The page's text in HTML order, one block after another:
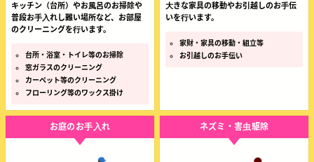
キッチン（台所）やお⾵呂のお掃除や
普段お⼿⼊れし難い場所など、お部屋
のクリーニングを⾏います。
台所・浴室・トイレ等のお掃除
窓ガラスのクリーニング
カーペット等のクリーニング
フローリング等のワックス掛け
⼤きな家具の移動やお引越しのお⼿伝
いを⾏います。
家財・家具の移動・組立等
お引越しのお手伝い
お庭のお⼿⼊れ ネズミ・害⾍駆除